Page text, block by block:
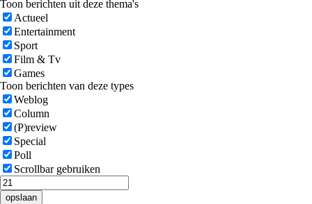
Toon berichten uit deze thema's
Actueel
Entertainment
Sport
Film & Tv
Games
Toon berichten van deze types
Weblog
Column
(P)review
Special
Poll
Scrollbar gebruiken
opslaan